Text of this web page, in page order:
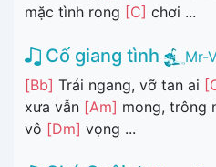
mặc tình rong [C] chơi ...
Cố giang tình
Mr-
[Bb] Trái ngang, vỡ tan ai
xưa vẫn [Am] mong, trông
vô [Dm] vọng ...